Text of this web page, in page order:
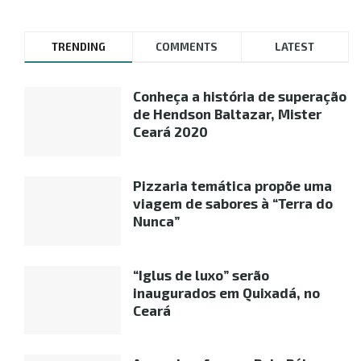
TRENDING COMMENTS LATEST
Conheça a história de superação
de Hendson Baltazar, Mister
Ceará 2020
Pizzaria temática propõe uma
viagem de sabores à “Terra do
Nunca”
“Iglus de luxo” serão
inaugurados em Quixadá, no
Ceará